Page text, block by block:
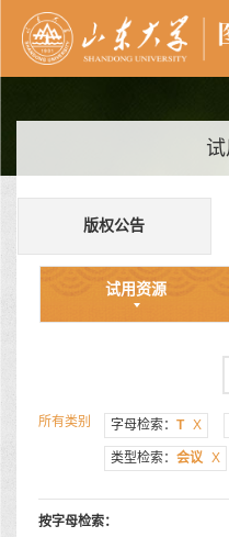
版权公告
试用资源
所有类别 字母检索： T X
类型检索： 会议 X
按字母检索：